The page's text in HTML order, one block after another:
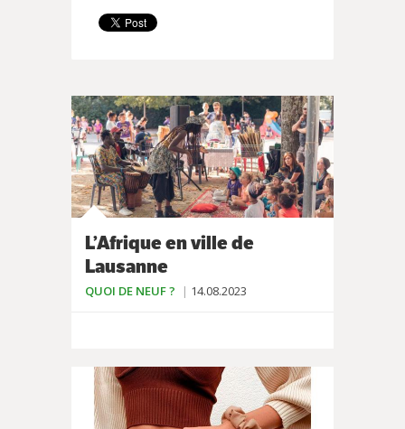
L’Afrique en ville de
Lausanne
QUOI DE NEUF ? 14.08.2023